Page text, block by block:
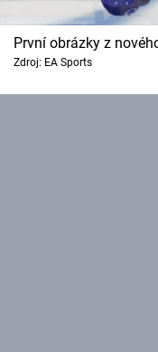
První obrázky z
Zdroj: EA Sports